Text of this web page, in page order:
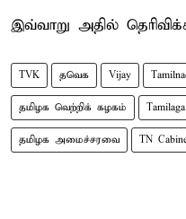
இவ்வாறு அதில்
TVK தவெக Vijay
தமிழக வெற்றிக் கழகம்
தமிழக அமைச்சரவை TN